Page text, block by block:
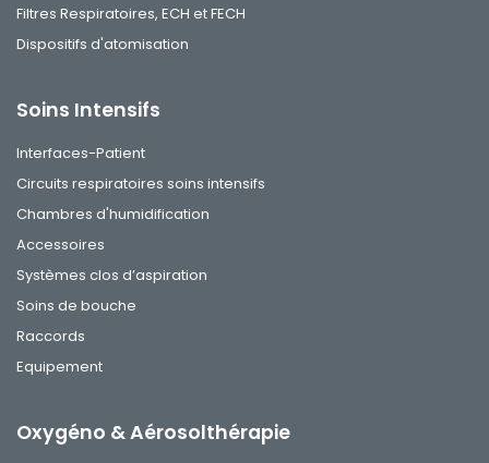
Filtres Respiratoires, ECH et FECH
Dispositifs d'atomisation
Soins Intensifs
Interfaces-Patient
Circuits respiratoires soins intensifs
Chambres d'humidification
Accessoires
Systèmes clos d’aspiration
Soins de bouche
Raccords
Equipement
Oxygéno & Aérosolthérapie